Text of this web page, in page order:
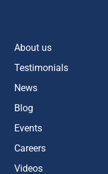
About us
Testimonials
News
Blog
Events
Careers
Videos